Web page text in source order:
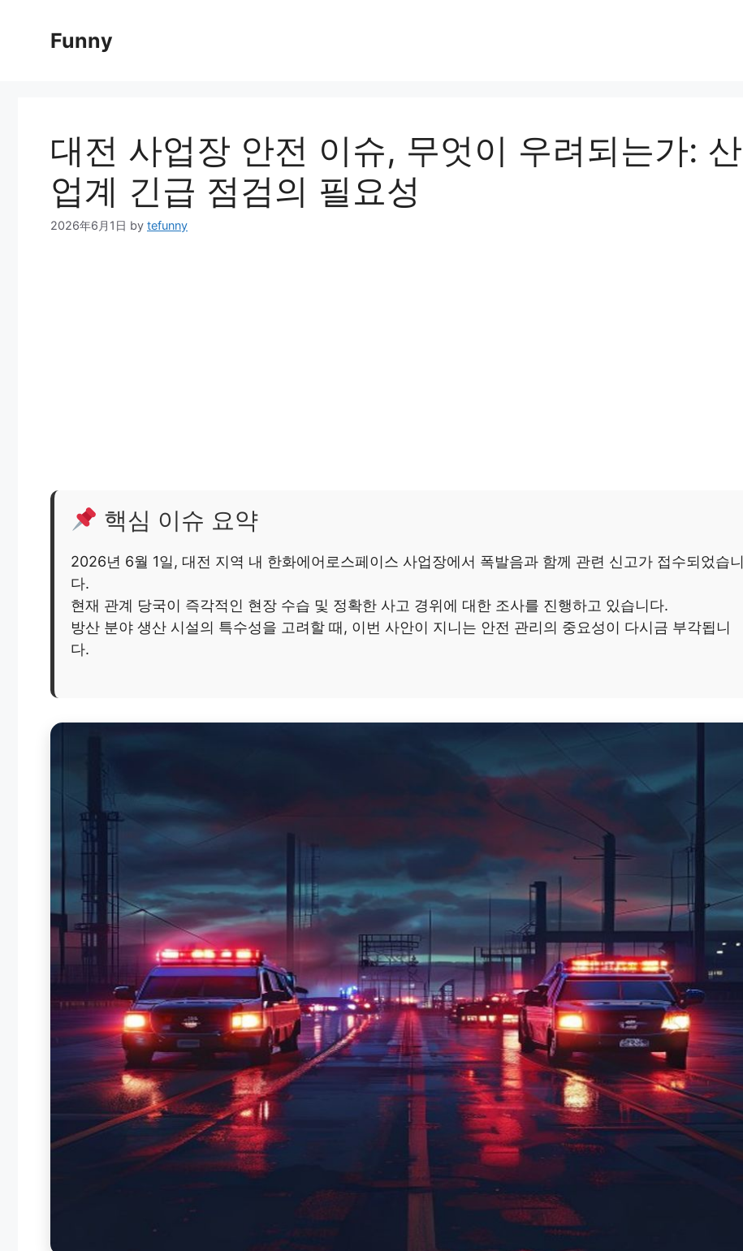
Funny
대전 사업장 안전 이슈, 무엇이 우려되는가: 산
업계 긴급 점검의 필요성
2026年6月1日 by tefunny
핵심 이슈 요약
2026년 6월 1일, 대전 지역 내 한화에어로스페이스 사업장에서 폭발음과 함께 관련 신고가 접수되었습니
다.
현재 관계 당국이 즉각적인 현장 수습 및 정확한 사고 경위에 대한 조사를 진행하고 있습니다.
방산 분야 생산 시설의 특수성을 고려할 때, 이번 사안이 지니는 안전 관리의 중요성이 다시금 부각됩니
다.